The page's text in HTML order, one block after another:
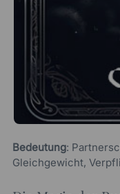
Bedeutung:
Gleichgewicht,